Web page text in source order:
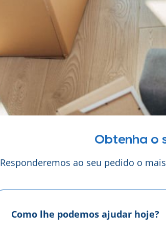
Obtenha o
Responderemos ao seu pedido o
Como lhe podemos ajudar hoje?